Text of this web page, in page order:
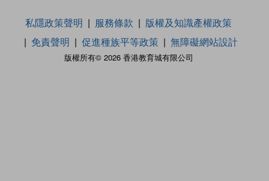
版權所有© 2026 香港教育城有限公司
私隱政策聲明 服務條款
版權及知識產權政策
免責聲明
促進種族平等政策 無障礙網站設計